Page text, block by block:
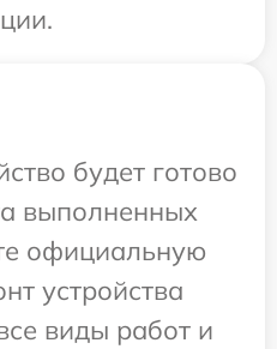
будет готово
выполненных
официальную
устройства
виды работ и